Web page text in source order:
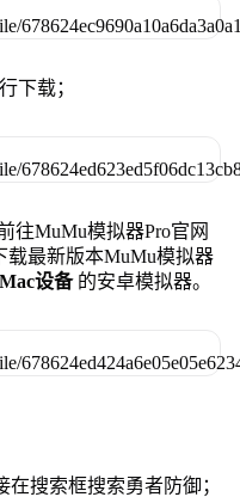
下载；
往MuMu模拟器Pro官网
载最新版本MuMu模拟器
设备 的安卓模拟器。
搜索框搜索勇者防御；